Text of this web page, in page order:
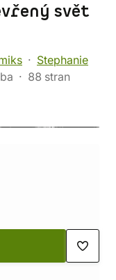
svět
Stephanie
88 stran